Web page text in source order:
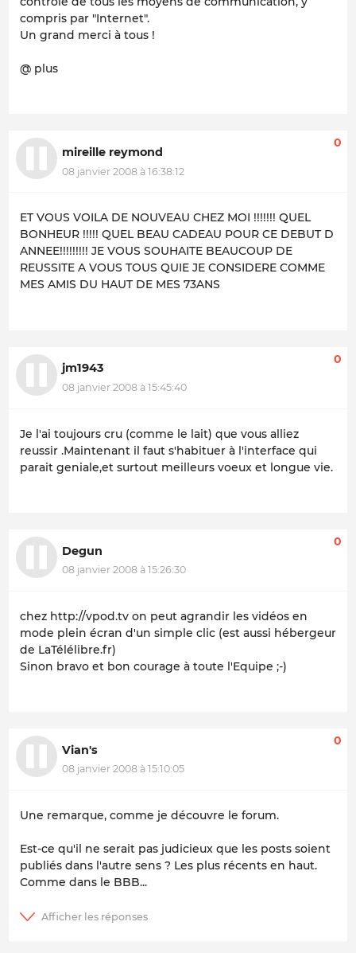
compris par "Internet".
Un grand merci à tous !
@ plus
mireille reymond
08 janvier 2008 à 16:38:12
0
ET VOUS VOILA DE NOUVEAU CHEZ MOI !!!!!!! QUEL
BONHEUR !!!!! QUEL BEAU CADEAU POUR CE DEBUT D
ANNEE!!!!!!!!! JE VOUS SOUHAITE BEAUCOUP DE
REUSSITE A VOUS TOUS QUIE JE CONSIDERE COMME
MES AMIS DU HAUT DE MES 73ANS
jm1943
08 janvier 2008 à 15:45:40
0
Je l'ai toujours cru (comme le lait) que vous alliez
reussir .Maintenant il faut s'habituer à l'interface qui
parait geniale,et surtout meilleurs voeux et longue vie.
Degun
08 janvier 2008 à 15:26:30
0
chez http://vpod.tv on peut agrandir les vidéos en
mode plein écran d'un simple clic (est aussi hébergeur
de LaTélélibre.fr)
Sinon bravo et bon courage à toute l'Equipe ;-)
Vian's
08 janvier 2008 à 15:10:05
0
Une remarque, comme je découvre le forum.
Est-ce qu'il ne serait pas judicieux que les posts soient
publiés dans l'autre sens ? Les plus récents en haut.
Comme dans le BBB...